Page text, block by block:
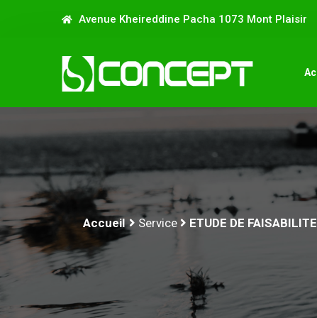
Avenue Kheireddine Pacha 1073 Mont Plaisir
Accueil Service ETUDE DE